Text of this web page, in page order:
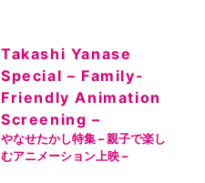
Takashi Yanase
Special – Family-
Friendly Animation
Screening –
やなせたかし特集 – 親子で楽し
むアニメーション上映 –